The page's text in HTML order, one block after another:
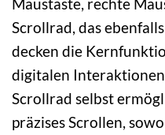
Scrollrad, das
decken die
digitalen
Scrollrad selbst
präzises Scrollen,